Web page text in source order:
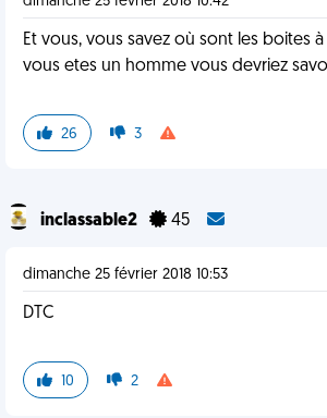
Et vous, vous savez où sont les boites
vous etes un homme vous devriez
26 3
inclassable2 45
dimanche 25 février 2018 10:53
DTC
10 2